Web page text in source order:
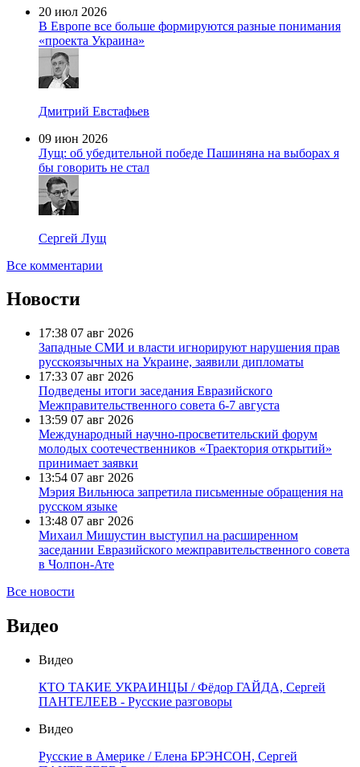
20 июл 2026
В Европе все больше формируются разные понимания
«проекта Украина»
Дмитрий Евстафьев
09 июн 2026
Лущ: об убедительной победе Пашиняна на выборах я
бы говорить не стал
Сергей Лущ
Все комментарии
Новости
17:38 07 авг 2026
Западные СМИ и власти игнорируют нарушения прав
русскоязычных на Украине, заявили дипломаты
17:33 07 авг 2026
Подведены итоги заседания Евразийского
Межправительственного совета 6-7 августа
13:59 07 авг 2026
Международный научно-просветительский форум
молодых соотечественников «Траектория открытий»
принимает заявки
13:54 07 авг 2026
Мэрия Вильнюса запретила письменные обращения на
русском языке
13:48 07 авг 2026
Михаил Мишустин выступил на расширенном
заседании Евразийского межправительственного совета
в Чолпон-Ате
Все новости
Видео
Видео
КТО ТАКИЕ УКРАИНЦЫ / Фёдор ГАЙДА, Сергей
ПАНТЕЛЕЕВ - Русские разговоры
Видео
Русские в Америке / Елена БРЭНСОН, Сергей